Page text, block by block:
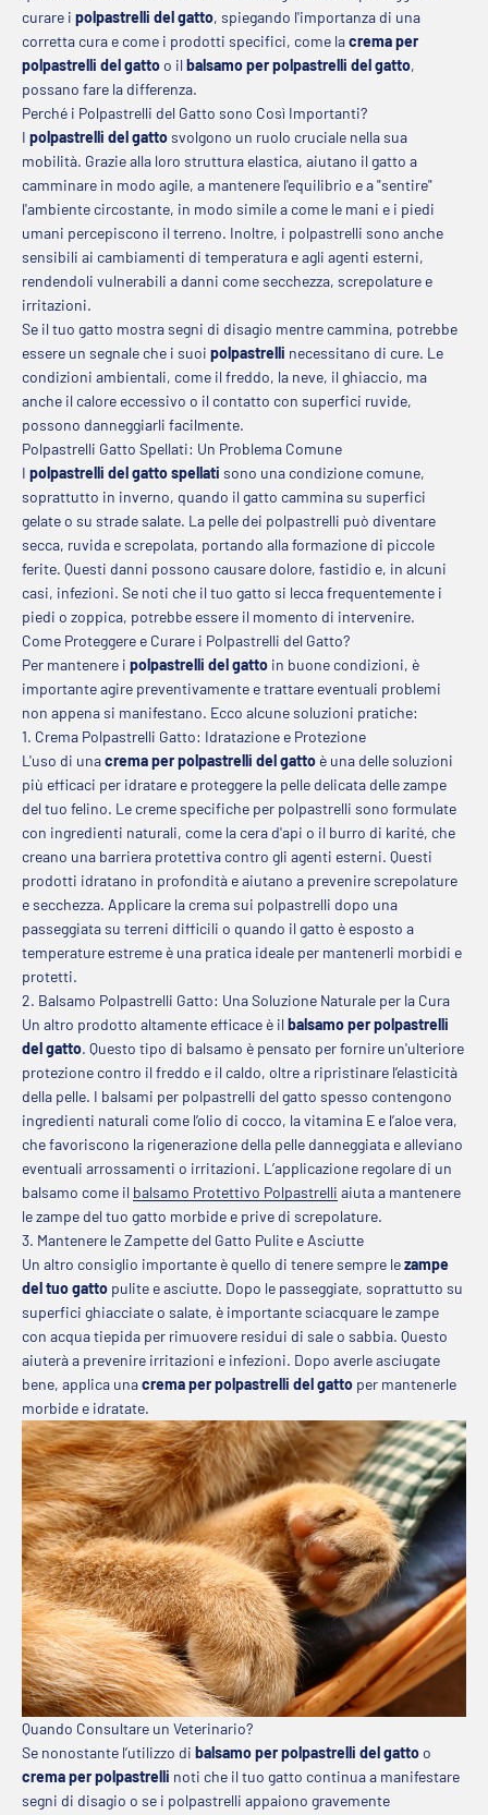
curare i polpastrelli del gatto, spiegando l'importanza di una
corretta cura e come i prodotti specifici, come lacrema per
polpastrelli del gattoo ilbalsamo per polpastrelli del gatto,
possano fare la differenza.
Perché i Polpastrelli del Gatto sono Così Importanti?
I polpastrelli del gattosvolgono un ruolo cruciale nella sua
mobilità. Grazie alla loro struttura elastica, aiutano il gatto a
camminare in modo agile, a mantenere l'equilibrio e a "sentire"
l'ambiente circostante, in modo simile a come le mani e i piedi
umani percepiscono il terreno. Inoltre, i polpastrelli sono anche
sensibili ai cambiamenti di temperatura e agli agenti esterni,
rendendoli vulnerabili a danni come secchezza, screpolature e
irritazioni.
Se il tuo gatto mostra segni di disagio mentre cammina, potrebbe
essere un segnale che i suoi polpastrelli necessitano di cure. Le
condizioni ambientali, come il freddo, la neve, il ghiaccio, ma
anche il calore eccessivo o il contatto con superfici ruvide,
possono danneggiarli facilmente.
Polpastrelli Gatto Spellati: Un Problema Comune
I polpastrelli del gatto spellati sono una condizione comune,
soprattutto in inverno, quando il gatto cammina su superfici
gelate o su strade salate. La pelle dei polpastrelli può diventare
secca, ruvida e screpolata, portando alla formazione di piccole
ferite. Questi danni possono causare dolore, fastidio e, in alcuni
casi, infezioni. Se noti che il tuo gatto si lecca frequentemente i
piedi o zoppica, potrebbe essere il momento di intervenire.
Come Proteggere e Curare i Polpastrelli del Gatto?
Per mantenere i polpastrelli del gatto in buone condizioni, è
importante agire preventivamente e trattare eventuali problemi
non appena si manifestano. Ecco alcune soluzioni pratiche:
1. Crema Polpastrelli Gatto: Idratazione e Protezione
L'uso di unacrema per polpastrelli del gatto è una delle soluzioni
più efficaci per idratare e proteggere la pelle delicata delle zampe
del tuo felino. Le creme specifiche per polpastrelli sono formulate
con ingredienti naturali, come la cera d'api o il burro di karité, che
creano una barriera protettiva contro gli agenti esterni. Questi
prodotti idratano in profondità e aiutano a prevenire screpolature
e secchezza. Applicare la crema sui polpastrelli dopo una
passeggiata su terreni difficili o quando il gatto è esposto a
temperature estreme è una pratica ideale per mantenerli morbidi e
protetti.
2. Balsamo Polpastrelli Gatto: Una Soluzione Naturale per la Cura
Un altro prodotto altamente efficace è ilbalsamo per polpastrelli
del gatto. Questo tipo di balsamo è pensato per fornire un'ulteriore
protezione contro il freddo e il caldo, oltre a ripristinare l’elasticità
della pelle. I balsami per polpastrelli del gatto spesso contengono
ingredienti naturali come l’olio di cocco, la vitamina E e l’aloe vera,
che favoriscono la rigenerazione della pelle danneggiata e alleviano
eventuali arrossamenti o irritazioni. L’applicazione regolare di un
balsamo come il balsamo Protettivo Polpastrelli aiuta a mantenere
le zampe del tuo gatto morbide e prive di screpolature.
3. Mantenere le Zampette del Gatto Pulite e Asciutte
Un altro consiglio importante è quello di tenere sempre lezampe
del tuo gatto pulite e asciutte. Dopo le passeggiate, soprattutto su
superfici ghiacciate o salate, è importante sciacquare le zampe
con acqua tiepida per rimuovere residui di sale o sabbia. Questo
aiuterà a prevenire irritazioni e infezioni. Dopo averle asciugate
bene, applica unacrema per polpastrelli del gatto per mantenerle
morbide e idratate.
Quando Consultare un Veterinario?
Se nonostante l’utilizzo di balsamo per polpastrelli del gattoo
crema per polpastrelli noti che il tuo gatto continua a manifestare
segni di disagio o se i polpastrelli appaiono gravemente